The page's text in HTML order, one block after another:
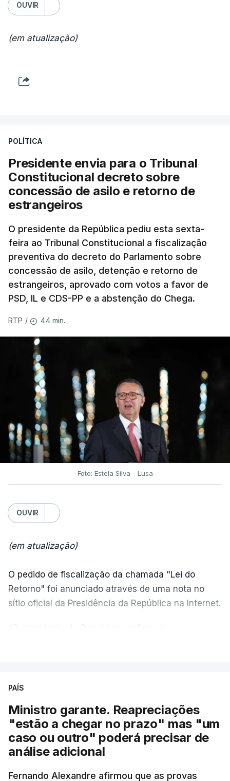
OUVIR
(em atualização)
POLÍTICA
Presidente envia para o Tribunal
Constitucional decreto sobre
concessão de asilo e retorno de
estrangeiros
O presidente da República pediu esta sexta-
feira ao Tribunal Constitucional a fiscalização
preventiva do decreto do Parlamento sobre
concessão de asilo, detenção e retorno de
estrangeiros, aprovado com votos a favor de
PSD, IL e CDS-PP e a abstenção do Chega.
RTP / 44 min.
Foto: Estela Silva - Lusa
OUVIR
(em atualização)
O pedido de fiscalização da chamada "Lei do
Retorno" foi anunciado através de uma nota no
sítio oficial da Presidência da República na Internet.
quadro de cooperação entre os Estados europeus
nota.
“Por outro lado, o presidente da República reitera
que a segurança das nossas fronteiras não é
incompatível com a dignidade humana. Atente-se
PAÍS
Ministro garante. Reapreciações
"estão a chegar no prazo" mas "um
caso ou outro" poderá precisar de
análise adicional
Fernando Alexandre afirmou que as provas